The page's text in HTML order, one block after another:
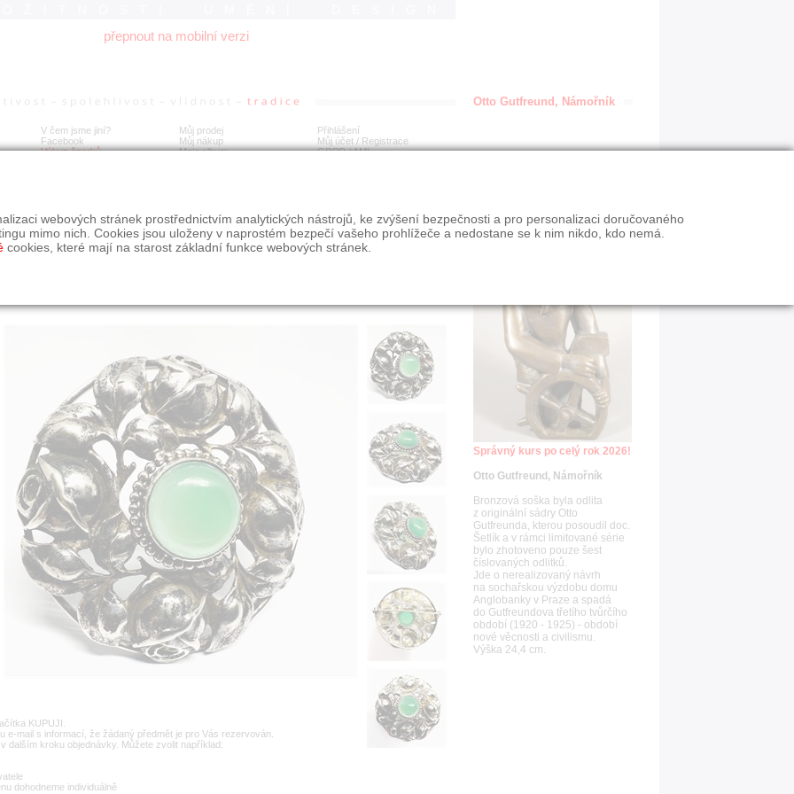
přepnout na mobilní verzi
V čem jsme jiní?
Facebook
Výkup šperků
Můj prodej
Můj nákup
Moje album
Přihlášení
Můj účet / Registrace
GDPR/AML
prvorepubliková brož s chrysoprasem
KUPUJI.
mail s informací, že žádaný předmět je pro Vás rezervován.
dalším kroku objednávky. Můžete zvolit například:
dohodneme individuálně
Otto Gutfreund, Námořník
Správný kurs po celý rok 2026!
Otto Gutfreund, Námořník
Bronzová soška byla odlita
z originální sádry Otto
Gutfreunda, kterou posoudil doc.
Šetlík a v rámci limitované série
bylo zhotoveno pouze šest
číslovaných odlitků.
Jde o nerealizovaný návrh
na sochařskou výzdobu domu
Anglobanky v Praze a spadá
do Gutfreundova třetího tvůrčího
období (1920 - 1925) - období
nové věcnosti a civilismu.
Výška 24,4 cm.
webových stránek prostřednictvím analytických nástrojů, ke zvýšení bezpečnosti a pro personalizaci doručovaného
mimo nich. Cookies jsou uloženy v naprostém bezpečí vašeho prohlížeče a nedostane se k nim nikdo, kdo nemá.
cookies, které mají na starost základní funkce webových stránek.